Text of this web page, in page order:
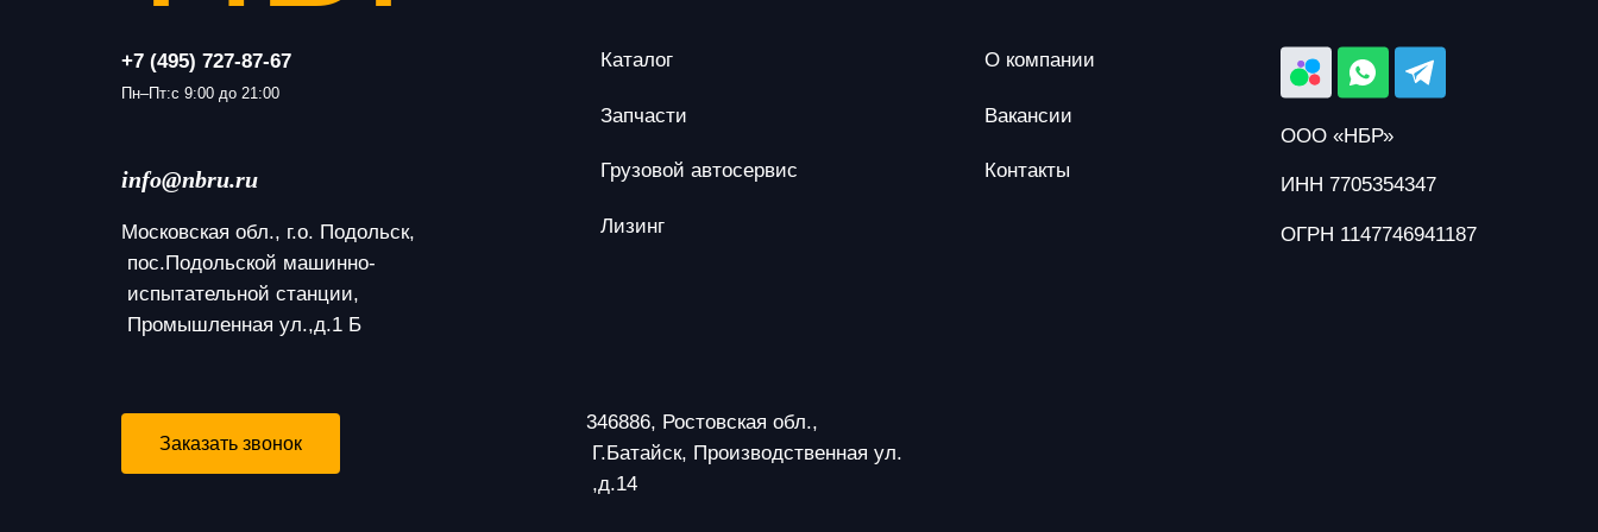
+7 (495) 727-87-67
Пн–Пт:с 9:00 до 21:00
info@nbru.ru
Московская обл., г.о. Подольск,
пос.Подольской машинно-
испытательной станции,
Промышленная ул.,д.1 Б
Каталог
Запчасти
Грузовой автосервис
Лизинг
О компании
Вакансии
Контакты
ООО «НБР»
ИНН 7705354347
ОГРН 1147746941187
Заказать звонок
346886, Ростовская обл.,
Г.Батайск, Производственная ул.
,д.14